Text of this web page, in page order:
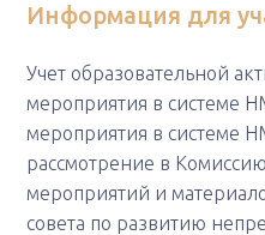
Информация для
Учет образовательной
мероприятия в системе
мероприятия в системе
рассмотрение в
мероприятий и
совета по развитию